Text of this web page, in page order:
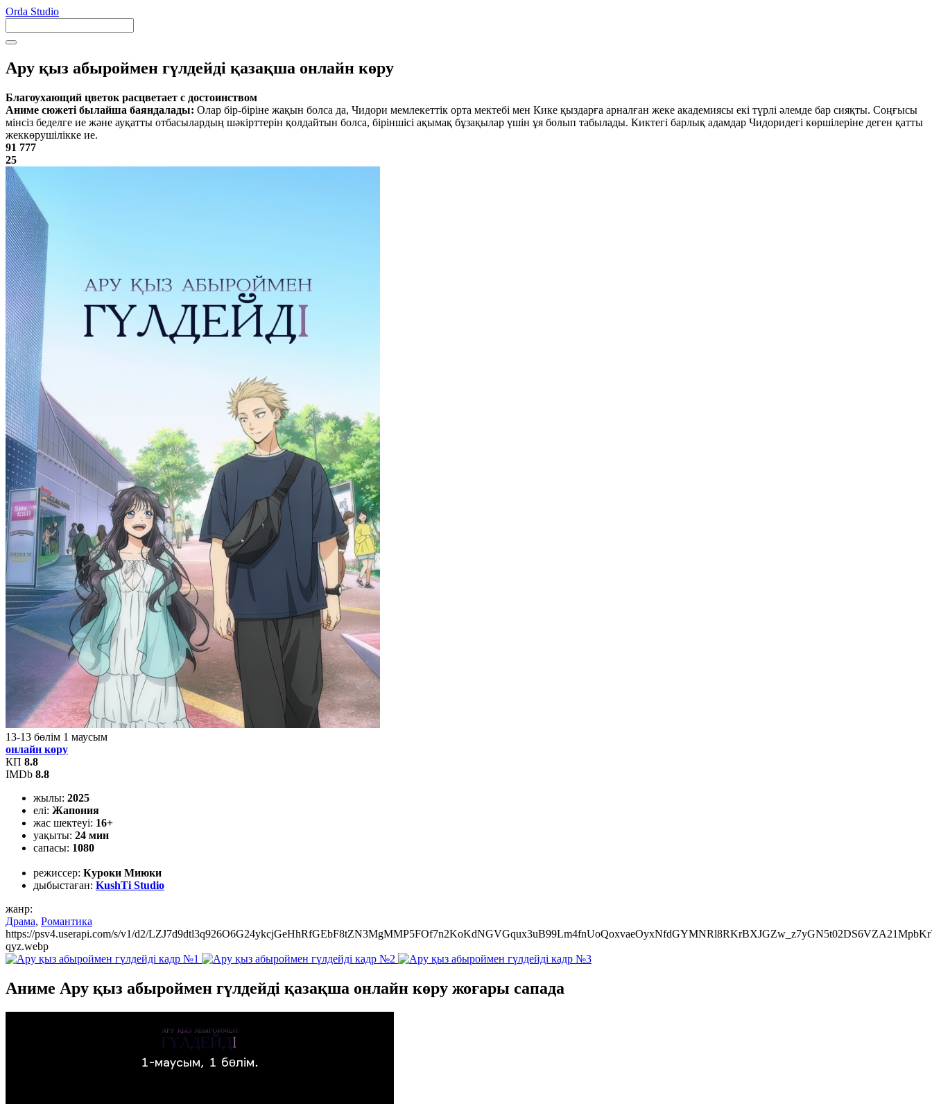
Orda Studio
Ару қыз абыроймен гүлдейді қазақша онлайн көру
Благоухающий цветок расцветает с достоинством
Аниме сюжеті былайша баяндалады: Олар бір-біріне жақын болса да, Чидори мемлекеттік орта мектебі мен Кике қыздарға арналған жеке академиясы екі түрлі әлемде бар сияқты. Соңғысы
мінсіз беделге ие және ауқатты отбасылардың шәкірттерін қолдайтын болса, біріншісі ақымақ бұзақылар үшін ұя болып табылады. Киктегі барлық адамдар Чидоридегі көршілеріне деген қатты
жеккөрушілікке ие.
91 777
25
13-13 бөлім 1 маусым
онлайн көру
КП 8.8
IMDb 8.8
жылы: 2025
елі: Жапония
жас шектеуі: 16+
уақыты: 24 мин
сапасы: 1080
режиссер: Куроки Миюки
дыбыстаған: KushTi Studio
жанр:
Драма, Романтика
https://psv4.userapi.com/s/v1/d2/
qyz.webp
Аниме Ару қыз абыроймен гүлдейді қазақша онлайн көру жоғары сапада